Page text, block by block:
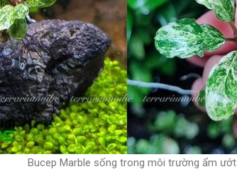
Bucep Marble sống trong môi trường ẩm ướt